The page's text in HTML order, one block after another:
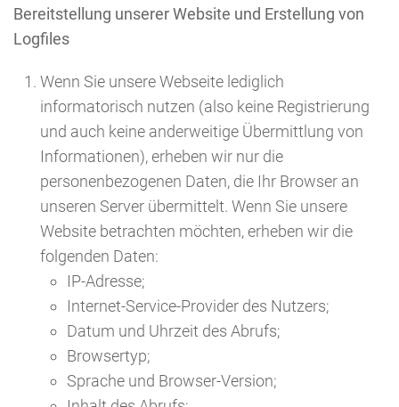
Bereitstellung unserer Website und Erstellung von
Logfiles
Wenn Sie unsere Webseite lediglich
informatorisch nutzen (also keine Registrierung
und auch keine anderweitige Übermittlung von
Informationen), erheben wir nur die
personenbezogenen Daten, die Ihr Browser an
unseren Server übermittelt. Wenn Sie unsere
Website betrachten möchten, erheben wir die
folgenden Daten:
IP-Adresse;
Internet-Service-Provider des Nutzers;
Datum und Uhrzeit des Abrufs;
Browsertyp;
Sprache und Browser-Version;